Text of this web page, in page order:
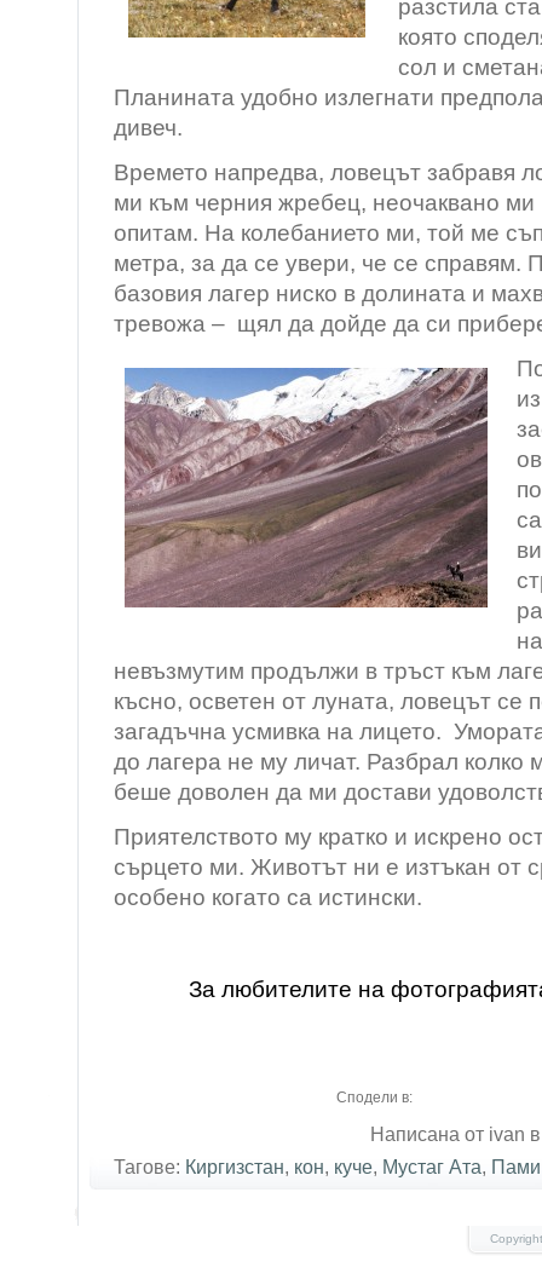
разстила
която
сол и
Планината удобно излегнати
дивеч.
Времето напредва, ловецът забравя
ми към черния жребец, неочаквано ми
опитам. На колебанието ми, той ме
метра, за да се увери, че се справям.
базовия лагер ниско в долината и
тревожа – щял да дойде да си
невъзмутим продължи в тръст към
късно, осветен от луната, ловецът се
загадъчна усмивка на лицето.
до лагера не му личат. Разбрал колко
беше доволен да ми достави
Приятелството му кратко и искрено
сърцето ми. Животът ни е изтъкан от
особено когато са истински.
За любителите на
Сподели в:
Написана от ivan
Тагове: Киргизстан, кон, куче, Мустаг Ата,